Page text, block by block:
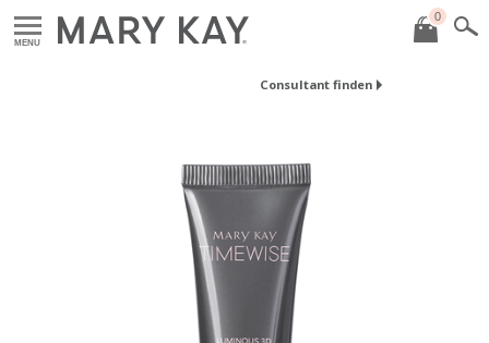
MENU
0
Consultant finden